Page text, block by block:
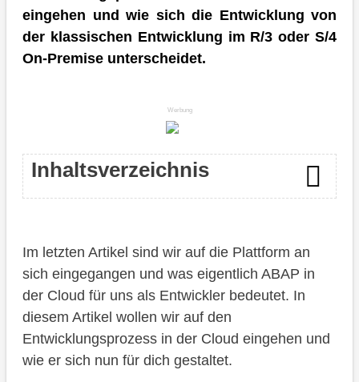
eingehen und wie sich die Entwicklung von
der klassischen Entwicklung im R/3 oder S/4
On-Premise unterscheidet.
Werbung
Inhaltsverzeichnis
Programmiermodelle
RAP
SAP Objekte
Fazit
Im letzten Artikel sind wir auf die Plattform an
sich eingegangen und was eigentlich ABAP in
der Cloud für uns als Entwickler bedeutet. In
diesem Artikel wollen wir auf den
Entwicklungsprozess in der Cloud eingehen und
wie er sich nun für dich gestaltet.